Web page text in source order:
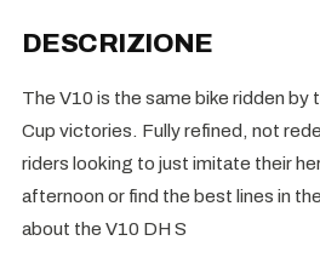
DESCRIZIONE
The V10 is the same bike ridden by
Cup victories. Fully refined, not
riders looking to just imitate their
afternoon or find the best lines in
about the V10 DH S